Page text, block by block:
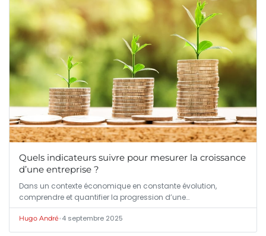
Quels indicateurs suivre pour mesurer la croissance
d’une entreprise ?
Dans un contexte économique en constante évolution,
comprendre et quantifier la progression d’une…
Hugo André•4 septembre 2025